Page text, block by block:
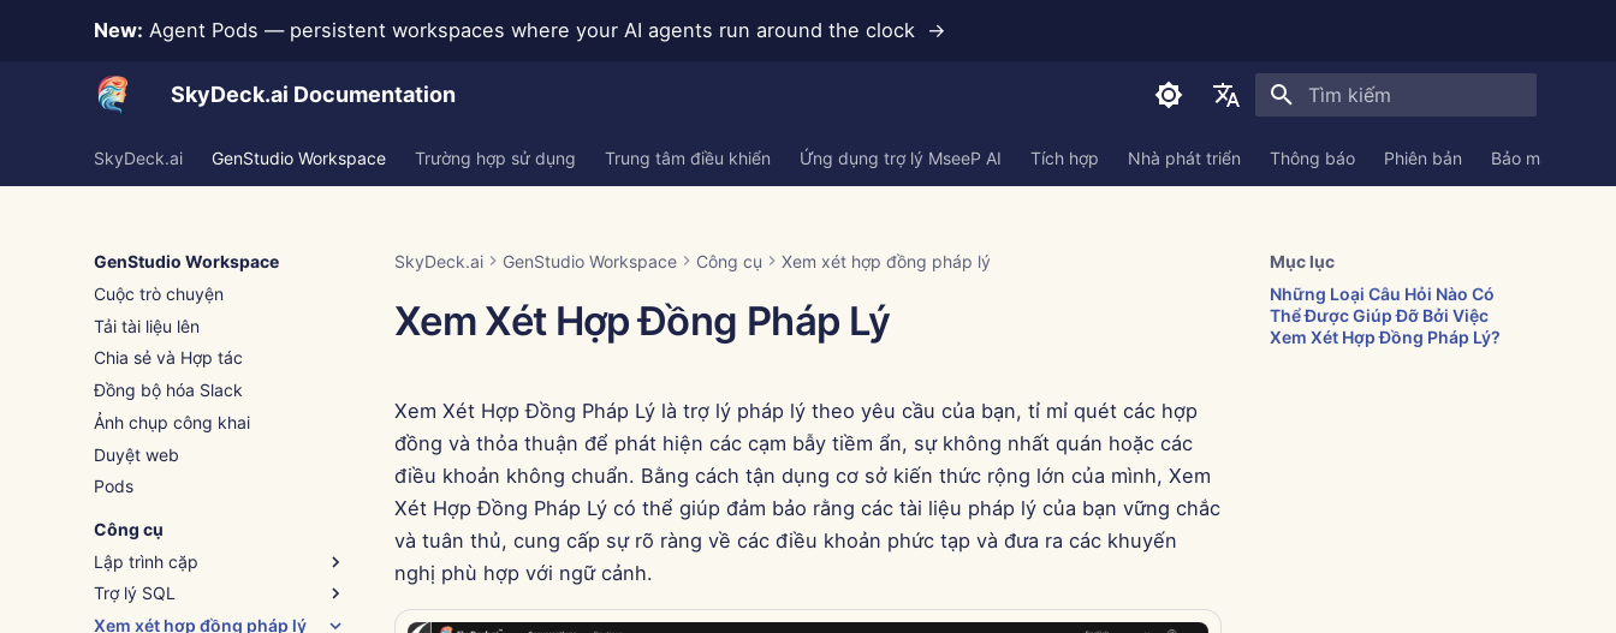
New: Agent Pods — persistent workspaces where your AI agents run around the clock →
SkyDeck.ai Documentation
English
Italiano
日本語
한국어
Português
简体中文
SkyDeck.ai GenStudio Workspace Trường hợp sử dụng Trung tâm điều khiển Ứng dụng trợ lý MseeP AI Tích hợp Nhà phát triển Thông báo Phiên bản Bảo mật
GenStudio Workspace
Cuộc trò chuyện
Tải tài liệu lên
Chia sẻ và Hợp tác
Đồng bộ hóa Slack
Ảnh chụp công khai
Duyệt web
Pods
Công cụ
Lập trình cặp
Cách sử dụng
Ví dụ – Hỗ trợ kịch bản Python
Trợ lý SQL
Cách sử dụng
Xem xét hợp đồng pháp lý
Mục lục
Những Loại Câu Hỏi Nào Có
Thể Được Giúp Đỡ Bởi Việc
Xem Xét Hợp Đồng Pháp Lý?
SkyDeck.ai GenStudio Workspace Công cụ Xem xét hợp đồng pháp lý
Xem Xét Hợp Đồng Pháp Lý
Xem Xét Hợp Đồng Pháp Lý là trợ lý pháp lý theo yêu cầu của bạn, tỉ mỉ quét các hợp
đồng và thỏa thuận để phát hiện các cạm bẫy tiềm ẩn, sự không nhất quán hoặc các
điều khoản không chuẩn. Bằng cách tận dụng cơ sở kiến thức rộng lớn của mình, Xem
Xét Hợp Đồng Pháp Lý có thể giúp đảm bảo rằng các tài liệu pháp lý của bạn vững chắc
và tuân thủ, cung cấp sự rõ ràng về các điều khoản phức tạp và đưa ra các khuyến
nghị phù hợp với ngữ cảnh.